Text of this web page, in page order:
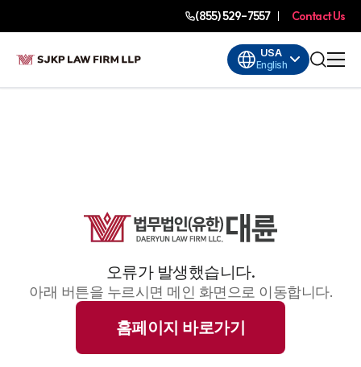
(855) 529-7557 Contact Us
USA
English
오류가 발생했습니다.
아래 버튼을 누르시면 메인 화면으로 이동합니다.
홈페이지 바로가기